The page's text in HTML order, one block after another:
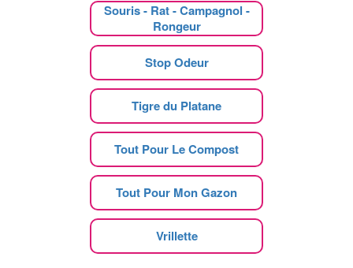
Souris - Rat - Campagnol -
Rongeur
Stop Odeur
Tigre du Platane
Tout Pour Le Compost
Tout Pour Mon Gazon
Vrillette